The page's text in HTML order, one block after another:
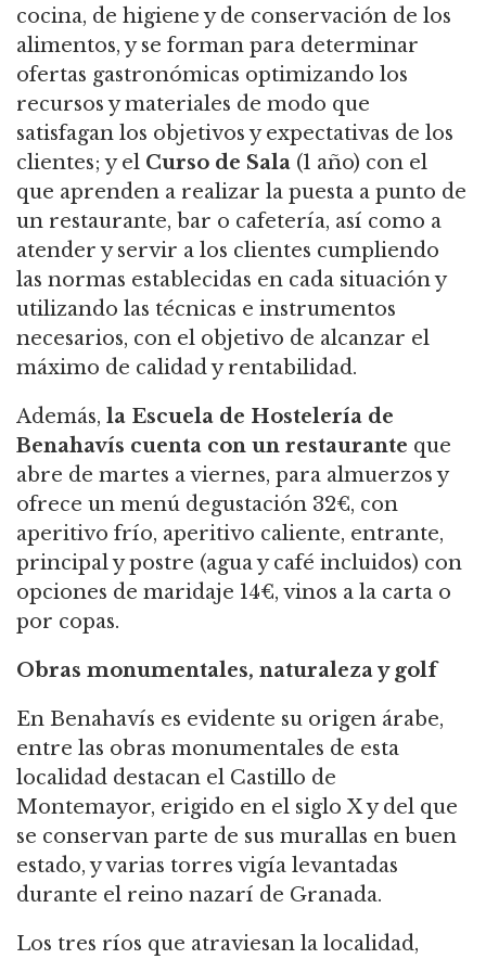
cocina, de higiene y de conservación de los
alimentos, y se forman para determinar
ofertas gastronómicas optimizando los
recursos y materiales de modo que
satisfagan los objetivos y expectativas de los
clientes; y el Curso de Sala (1 año) con el
que aprenden a realizar la puesta a punto de
un restaurante, bar o cafetería, así como a
atender y servir a los clientes cumpliendo
las normas establecidas en cada situación y
utilizando las técnicas e instrumentos
necesarios, con el objetivo de alcanzar el
máximo de calidad y rentabilidad.
Además, la Escuela de Hostelería de
Benahavís cuenta con un restaurante que
abre de martes a viernes, para almuerzos y
ofrece un menú degustación 32€, con
aperitivo frío, aperitivo caliente, entrante,
principal y postre (agua y café incluidos) con
opciones de maridaje 14€, vinos a la carta o
por copas.
Obras monumentales, naturaleza y golf
En Benahavís es evidente su origen árabe,
entre las obras monumentales de esta
localidad destacan el Castillo de
Montemayor, erigido en el siglo X y del que
se conservan parte de sus murallas en buen
estado, y varias torres vigía levantadas
durante el reino nazarí de Granada.
Los tres ríos que atraviesan la localidad,